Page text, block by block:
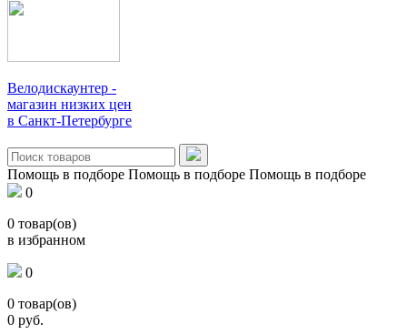
Велодискаунтер -
магазин низких цен
в Санкт-Петербурге
Помощь в подборе Помощь в подборе Помощь в подборе
0
0 товар(ов)
в избранном
0
0 товар(ов)
0 руб.